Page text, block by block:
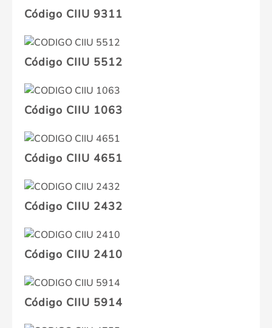
Código CIIU 9311
Código CIIU 5512
Código CIIU 1063
Código CIIU 4651
Código CIIU 2432
Código CIIU 2410
Código CIIU 5914